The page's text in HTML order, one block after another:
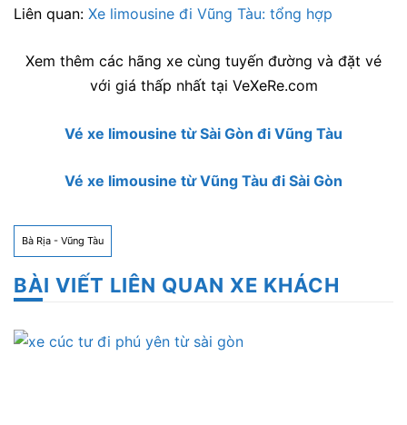
Liên quan: Xe limousine đi Vũng Tàu: tổng hợp
Xem thêm các hãng xe cùng tuyến đường và đặt vé
với giá thấp nhất tại VeXeRe.com
Vé xe limousine từ Sài Gòn đi Vũng Tàu
Vé xe limousine từ Vũng Tàu đi Sài Gòn
Bà Rịa - Vũng Tàu
BÀI VIẾT LIÊN QUAN XE KHÁCH